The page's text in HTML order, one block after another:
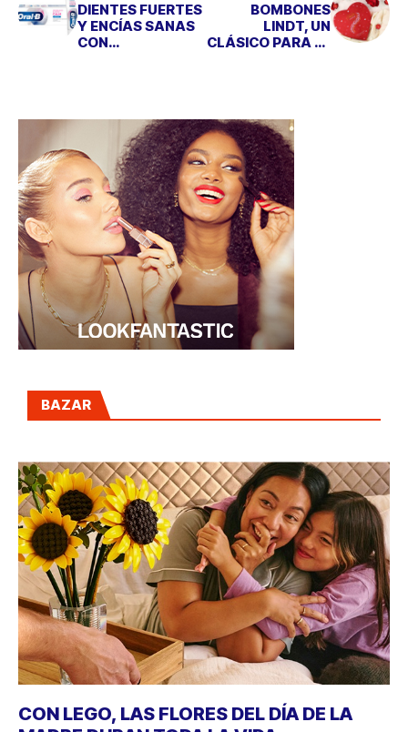
DIENTES FUERTES
Y ENCÍAS SANAS
CON
BOMBONES
LINDT, UN
CLÁSICO PARA EL
BAZAR
CON LEGO, LAS FLORES DEL DÍA DE LA